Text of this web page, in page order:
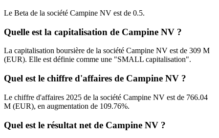
Le Beta de la société Campine NV est de 0.5.
Quelle est la capitalisation de Campine NV ?
La capitalisation boursière de la société Campine NV est de 309 M
(EUR). Elle est définie comme une "SMALL capitalisation".
Quel est le chiffre d'affaires de Campine NV ?
Le chiffre d'affaires 2025 de la société Campine NV est de 766.04
M (EUR), en augmentation de 109.76%.
Quel est le résultat net de Campine NV ?